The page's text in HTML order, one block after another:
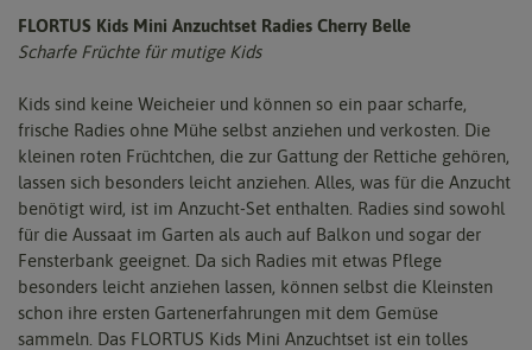
FLORTUS Kids Mini Anzuchtset Radies Cherry Belle
Scharfe Früchte für mutige Kids
Kids sind keine Weicheier und können so ein paar scharfe,
frische Radies ohne Mühe selbst anziehen und verkosten. Die
kleinen roten Früchtchen, die zur Gattung der Rettiche gehören,
lassen sich besonders leicht anziehen. Alles, was für die Anzucht
benötigt wird, ist im Anzucht-Set enthalten. Radies sind sowohl
für die Aussaat im Garten als auch auf Balkon und sogar der
Fensterbank geeignet. Da sich Radies mit etwas Pflege
besonders leicht anziehen lassen, können selbst die Kleinsten
schon ihre ersten Gartenerfahrungen mit dem Gemüse
sammeln. Das FLORTUS Kids Mini Anzuchtset ist ein tolles